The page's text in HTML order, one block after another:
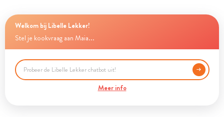
Welkom bij Libelle Lekker!
Stel je kookvraag aan Maia...
Meer info